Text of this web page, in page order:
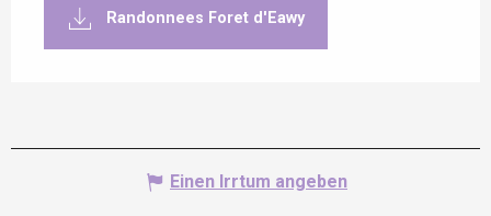
Randonnees Foret d'Eawy
Einen Irrtum angeben